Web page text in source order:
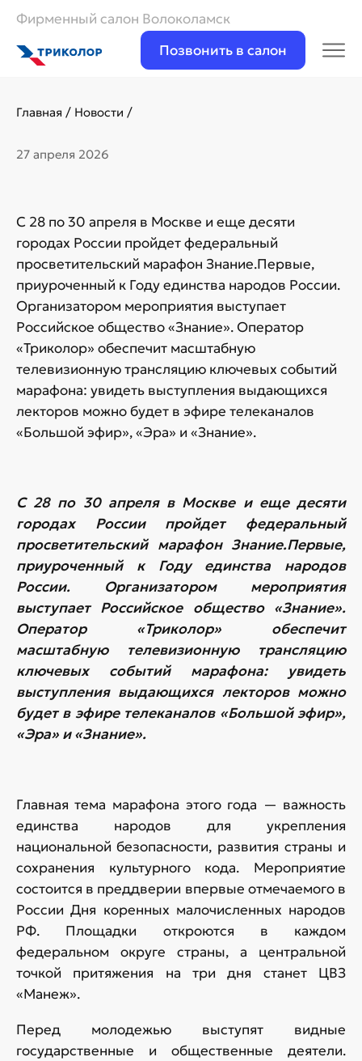
Фирменный салон Волоколамск
Позвонить в салон
Главная / Новости /
27 апреля 2026
С 28 по 30 апреля в Москве и еще десяти
городах России пройдет федеральный
просветительский марафон Знание.Первые,
приуроченный к Году единства народов России.
Организатором мероприятия выступает
Российское общество «Знание». Оператор
«Триколор» обеспечит масштабную
телевизионную трансляцию ключевых событий
марафона: увидеть выступления выдающихся
лекторов можно будет в эфире телеканалов
«Большой эфир», «Эра» и «Знание».
С 28 по 30 апреля в Москве и еще десяти
городах России пройдет федеральный
просветительский марафон Знание.Первые,
приуроченный к Году единства народов
России. Организатором мероприятия
выступает Российское общество «Знание».
Оператор «Триколор» обеспечит
масштабную телевизионную трансляцию
ключевых событий марафона: увидеть
выступления выдающихся лекторов можно
будет в эфире телеканалов «Большой эфир»,
«Эра» и «Знание».
Главная тема марафона этого года — важность
единства народов для укрепления
национальной безопасности, развития страны и
сохранения культурного кода. Мероприятие
состоится в преддверии впервые отмечаемого в
России Дня коренных малочисленных народов
РФ. Площадки откроются в каждом
федеральном округе страны, а центральной
точкой притяжения на три дня станет ЦВЗ
«Манеж».
Перед молодежью выступят видные
государственные и общественные деятели.